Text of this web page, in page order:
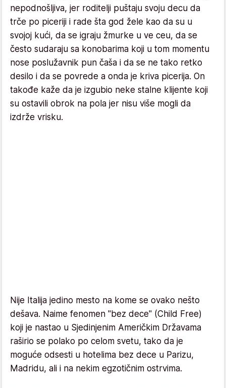
nepodnošljiva, jer roditelji puštaju svoju decu da
trče po piceriji i rade šta god žele kao da su u
svojoj kući, da se igraju žmurke u ve ceu, da se
često sudaraju sa konobarima koji u tom momentu
nose poslužavnik pun čaša i da se ne tako retko
desilo i da se povrede a onda je kriva picerija. On
takođe kaže da je izgubio neke stalne klijente koji
su ostavili obrok na pola jer nisu više mogli da
izdrže vrisku.
Nije Italija jedino mesto na kome se ovako nešto
dešava. Naime fenomen "bez dece" (Child Free)
koji je nastao u Sjedinjenim Američkim Državama
raširio se polako po celom svetu, tako da je
moguće odsesti u hotelima bez dece u Parizu,
Madridu, ali i na nekim egzotičnim ostrvima.